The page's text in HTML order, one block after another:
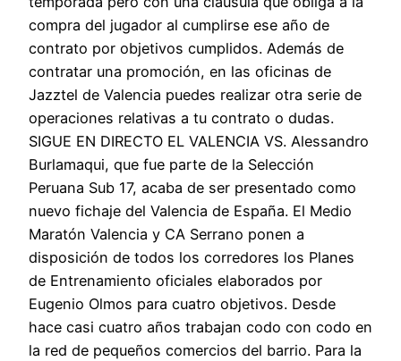
compra del jugador al cumplirse ese año de
contrato por objetivos cumplidos. Además de
contratar una promoción, en las oficinas de
Jazztel de Valencia puedes realizar otra serie de
operaciones relativas a tu contrato o dudas.
SIGUE EN DIRECTO EL VALENCIA VS. Alessandro
Burlamaqui, que fue parte de la Selección
Peruana Sub 17, acaba de ser presentado como
nuevo fichaje del Valencia de España. El Medio
Maratón Valencia y CA Serrano ponen a
disposición de todos los corredores los Planes
de Entrenamiento oficiales elaborados por
Eugenio Olmos para cuatro objetivos. Desde
hace casi cuatro años trabajan codo con codo en
la red de pequeños comercios del barrio. Para la